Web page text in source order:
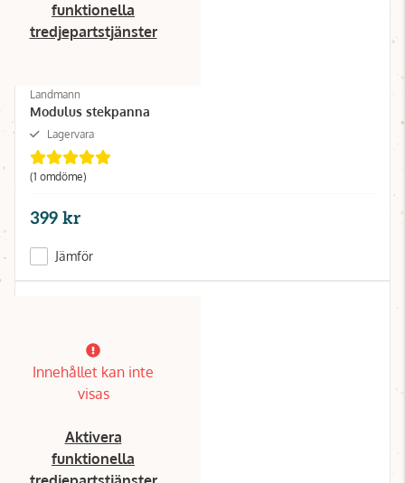
funktionella
tredjepartstjänster
Landmann
Modulus stekpanna
Lagervara
(1 omdöme)
399 kr
Jämför
Innehållet kan inte
visas
Aktivera
funktionella